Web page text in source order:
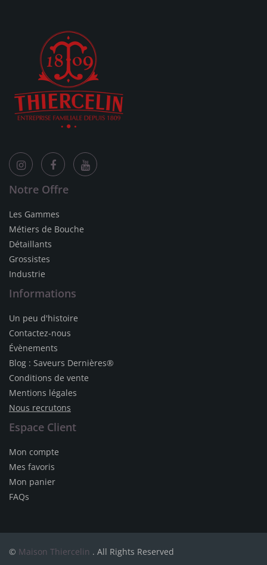
Notre Offre
Les Gammes
Métiers de Bouche
Détaillants
Grossistes
Industrie
Informations
Un peu d'histoire
Contactez-nous
Évènements
Blog : Saveurs Dernières®
Conditions de vente
Mentions légales
Nous recrutons
Espace Client
Mon compte
Mes favoris
Mon panier
FAQs
© Maison Thiercelin . All Rights Reserved